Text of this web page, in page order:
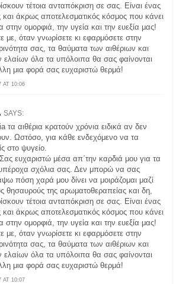
AT 10:06
τέτοια ανταπόκριση σε σας. Είναι ένας
και άκρως αποτελεσματικός κόσμος που κάνει
στην ομορφιά, την υγεία και την ευεξία μας!
με, όταν γνωρίσετε κι εφαρμόσετε στην
σας, τα θαύματα των αιθέριων και
ελαίων όλα τα υπόλοιπα θα σας φαίνονται
μια φορά σας ευχαριστώ θερμά!
SAYS:
AT 10:07
τα αιθέρια κρατούν χρόνια ειδικά αν δεν
Ωστόσο, για κάθε ενδεχόμενο να τα
στο ψυγείο.
ευχαριστώ μέσα απ΄την καρδιά μου για τα
σχόλια σας. Δεν μπορώ να σας
πόση χαρά μου δίνει να μοιράζομαι μαζί
θησαυρούς της αρωματοθεραπείας και δη,
τέτοια ανταπόκριση σε σας. Είναι ένας
και άκρως αποτελεσματικός κόσμος που κάνει
στην ομορφιά, την υγεία και την ευεξία μας!
με, όταν γνωρίσετε κι εφαρμόσετε στην
σας, τα θαύματα των αιθέριων και
ελαίων όλα τα υπόλοιπα θα σας φαίνονται
μια φορά σας ευχαριστώ θερμά!